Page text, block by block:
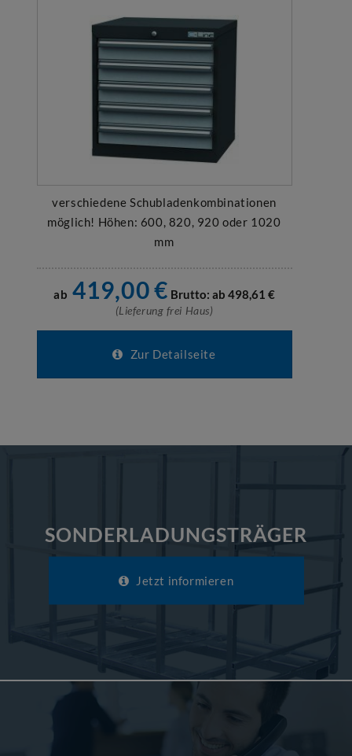
verschiedene Schubladenkombinationen
möglich! Höhen: 600, 820, 920 oder 1020
mm
ab 419,00€ Brutto: ab 498,61 €
(Lieferung frei Haus)
Zur Detailseite
SONDERLADUNGSTRÄGER
Jetzt informieren